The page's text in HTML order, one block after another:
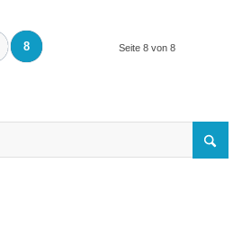
Seite 8 von 8
8